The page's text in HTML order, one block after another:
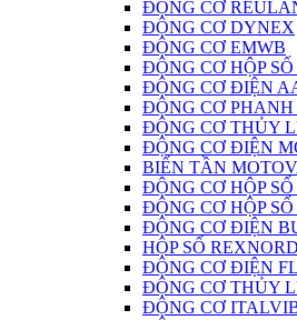
ĐỘNG CƠ
ĐỘNG CƠ DYNEX
ĐỘNG CƠ EMWB
ĐỘNG CƠ HỘP SỐ
ĐỘNG CƠ ĐIỆN
ĐỘNG CƠ PHANH
ĐỘNG CƠ THỦY
ĐỘNG CƠ ĐIỆN
BIẾN TẦN
ĐỘNG CƠ HỘP
ĐỘNG CƠ HỘP
ĐỘNG CƠ ĐIỆN
HỘP SỐ REXNORD
ĐỘNG CƠ ĐIỆN
ĐỘNG CƠ THỦY
ĐỘNG CƠ